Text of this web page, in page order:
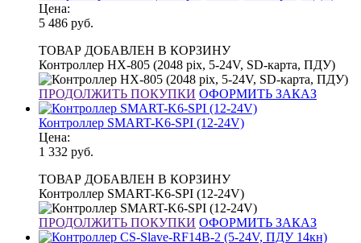
Цена:
5 486 руб.
ТОВАР ДОБАВЛЕН В КОРЗИНУ
Контроллер HX-805 (2048 pix, 5-24V, SD-карта, ПДУ)
ПРОДОЛЖИТЬ ПОКУПКИ ОФОРМИТЬ ЗАКАЗ
Контроллер SMART-K6-SPI (12-24V)
Цена:
1 332 руб.
ТОВАР ДОБАВЛЕН В КОРЗИНУ
Контроллер SMART-K6-SPI (12-24V)
ПРОДОЛЖИТЬ ПОКУПКИ ОФОРМИТЬ ЗАКАЗ